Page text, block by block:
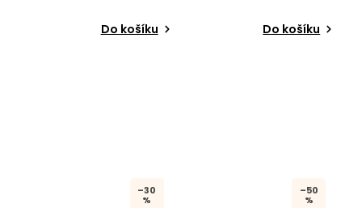
Do košíku Do košíku
–30
%
–50
%